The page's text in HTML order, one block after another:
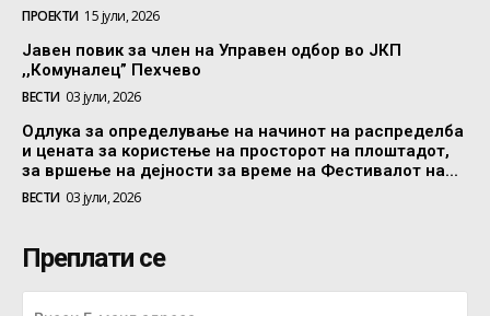
ПРОЕКТИ 15 јули, 2026
Јавен повик за член на Управен одбор во ЈКП
,,Комуналец” Пехчево
ВЕСТИ 03 јули, 2026
Одлука за определување на начинот на распределба
и цената за користење на просторот на плоштадот,
за вршење на дејности за време на Фестивалот на...
ВЕСТИ 03 јули, 2026
Преплати се